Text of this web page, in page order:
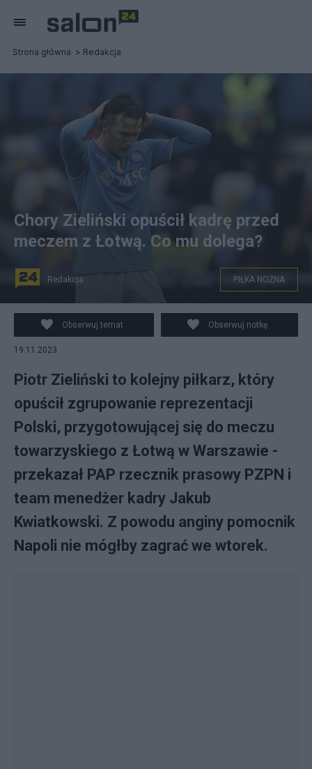
Strona główna Redakcja
PAP
Chory Zieliński opuścił kadrę przed
meczem z Łotwą. Co mu dolega?
Redakcja PIŁKA NOŻNA
Obserwuj temat Obserwuj notkę
19.11.2023
Piotr Zieliński to kolejny piłkarz, który
opuścił zgrupowanie reprezentacji
Polski, przygotowującej się do meczu
towarzyskiego z Łotwą w Warszawie -
przekazał PAP rzecznik prasowy PZPN i
team menedżer kadry Jakub
Kwiatkowski. Z powodu anginy pomocnik
Napoli nie mógłby zagrać we wtorek.